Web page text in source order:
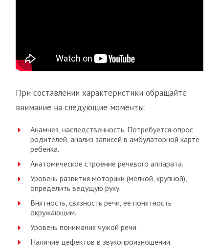
При составлении характеристики обращайте
внимание на следующие моменты:
Анамнез, наследственность. Потребуется опрос
родителей, анализ записей в амбулаторной карте
ребенка.
Анатомическое строение речевого аппарата.
Уровень развития моторики (мелкой, крупной),
определить ведущую руку.
Внятность, связность речи, ее понятность
окружающим.
Уровень понимания чужой речи.
Наличие дефектов в звукопроизношении.